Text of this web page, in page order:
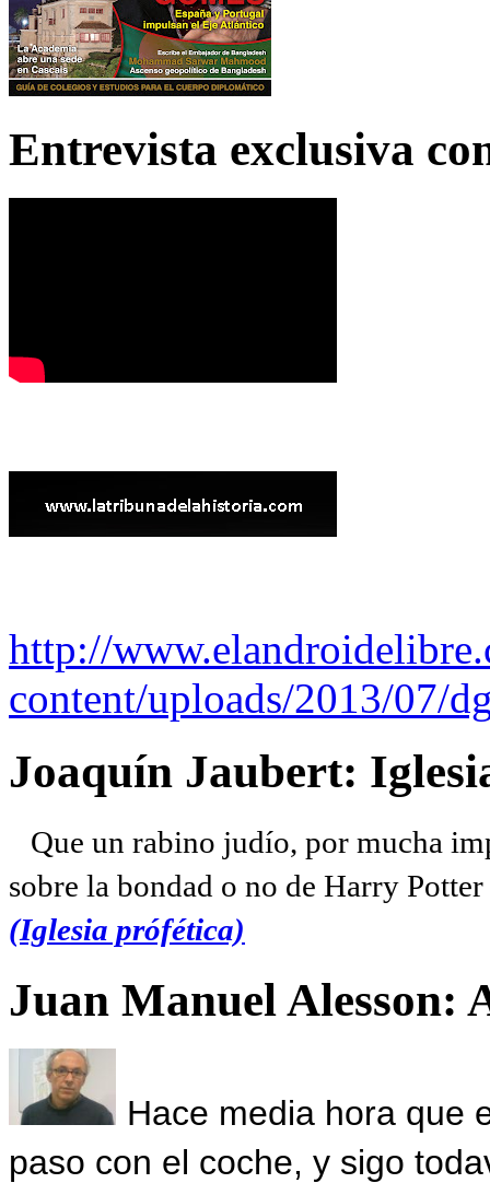
Entrevista exclusiva
http://
content/uploads/2013/07/
Joaquín Jaubert:
Que un rabino judío, por mucha
sobre la bondad o no de Harry
(Iglesia prófética)
Juan Manuel Alesson:
Hace media hora que
paso con el coche, y sigo